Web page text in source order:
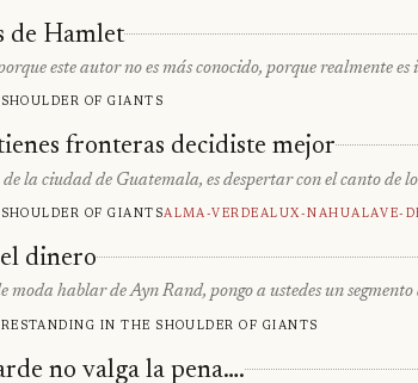
de Hamlet
este autor no es más conocido, porque realmente
of giants
fronteras decidiste mejor
la ciudad de Guatemala, es despertar con el canto
of giantsAlma-VerdeAlux-NahualAve-
dinero
moda hablar de Ayn Rand, pongo a ustedes un
Standing in the shoulder of giants
no valga la pena….